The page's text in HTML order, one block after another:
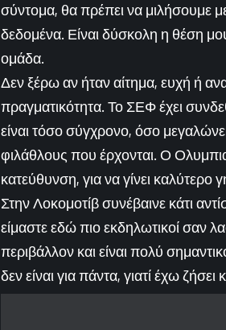
σύντομα, θα πρέπει να μιλήσουμε
δεδομένα. Είναι δύσκολη η θέση
ομάδα.
Δεν ξέρω αν ήταν αίτημα, ευχή ή
πραγματικότητα. Το ΣΕΦ έχει
είναι τόσο σύγχρονο, όσο
φιλάθλους που έρχονται. Ο
κατεύθυνση, για να γίνει καλύτερο
Στην Λοκομοτίβ συνέβαινε κάτι
είμαστε εδώ πιο εκδηλωτικοί σαν
περιβάλλον και είναι πολύ
δεν είναι για πάντα, γιατί έχω